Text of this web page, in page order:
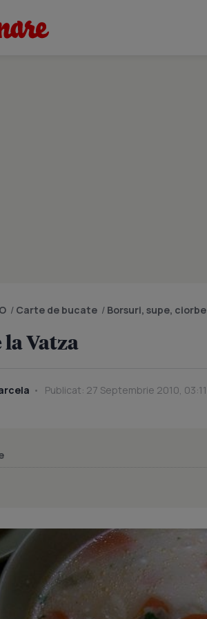
/ Carte de bucate / Borsuri, supe, ciorbe
la Vatza
Publicat: 27 Septembrie 2010, 03:11